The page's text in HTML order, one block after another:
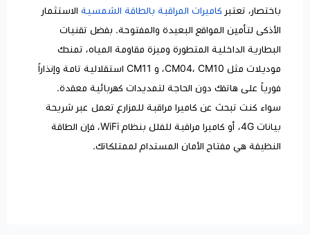
​باختصار، تعتبر كاميرات المراقبة بالطاقة الشمسية الاستثمار
الأذكى لتأمين المواقع البعيدة والمفتوحة. بفضل تقنيات
البطارية الداخلية المتطورة وميزة مقاومة المياه، تمنحك
موديلات مثل CM04، CM10، و CM11 استقلالية تامة وإنذاراً
فورياً على هاتفك دون الحاجة لتمديدات كهربائية معقدة.
​سواء كنت تبحث عن كاميرا مراقبة للمزارع تعمل عبر شريحة
بيانات 4G، أو كاميرا مراقبة للفلل بنظام WiFi، فإن الطاقة
النظيفة هي مفتاح الأمان المستدام لممتلكاتك.